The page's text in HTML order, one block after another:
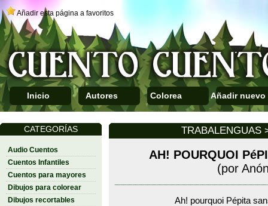
Añadir esta página a favoritos
Inicio Autores Colorea Añadir nuevo
CATEGORÍAS
Audio Cuentos
Cuentos Infantiles
Cuentos para mayores
Dibujos para colorear
Dibujos recortables
TRABALENGUAS
AH! POURQUOI
(por
Ah! pourquoi Pépita